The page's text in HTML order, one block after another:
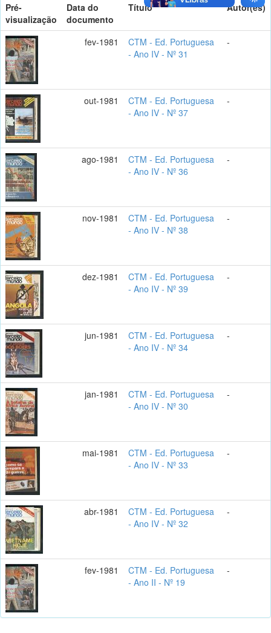
Pré-
visualização
Data do
documento
Título Autor(es)
fev-1981
CTM - Ed. Portuguesa
- Ano IV - Nº 31
-
out-1981
CTM - Ed. Portuguesa
- Ano IV - Nº 37
-
ago-1981
CTM - Ed. Portuguesa
- Ano IV - Nº 36
-
nov-1981
CTM - Ed. Portuguesa
- Ano IV - Nº 38
-
dez-1981
CTM - Ed. Portuguesa
- Ano IV - Nº 39
-
jun-1981
CTM - Ed. Portuguesa
- Ano IV - Nº 34
-
jan-1981
CTM - Ed. Portuguesa
- Ano IV - Nº 30
-
mai-1981
CTM - Ed. Portuguesa
- Ano IV - Nº 33
-
abr-1981
CTM - Ed. Portuguesa
- Ano IV - Nº 32
-
fev-1981
CTM - Ed. Portuguesa
- Ano II - Nº 19
-